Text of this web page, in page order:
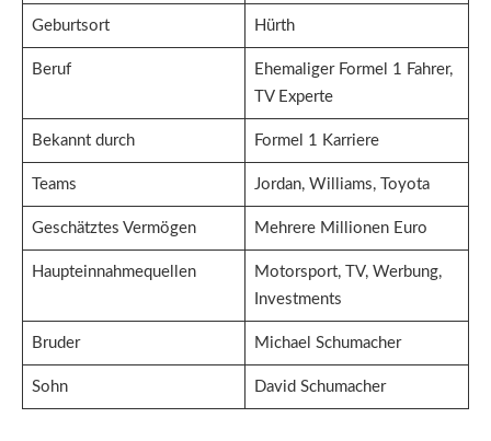
Geburtsort Hürth
Beruf
Ehemaliger Formel 1 Fahrer,
TV Experte
Bekannt durch Formel 1 Karriere
Teams Jordan, Williams, Toyota
Geschätztes Vermögen Mehrere Millionen Euro
Haupteinnahmequellen
Motorsport, TV, Werbung,
Investments
Bruder Michael Schumacher
Sohn David Schumacher